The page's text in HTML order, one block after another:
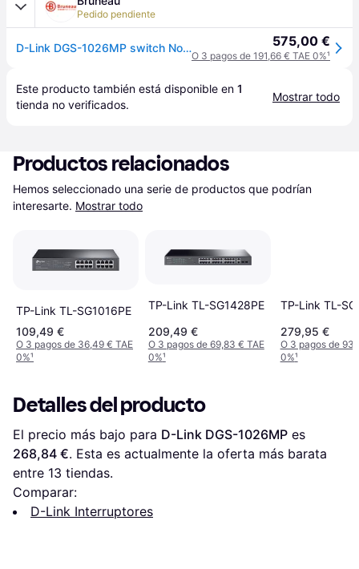
Pedido pendiente
D-Link DGS-1026MP switch No administrado Gigabit Ethernet (10/100/1000) EnergÃa sobre Ethernet (PoE) Negro, Gris 575,00 €
O 3 pagos de 191,66 € TAE 0%¹
Este producto también está disponible en 1
tienda no verificados.
Mostrar todo
Productos relacionados
Hemos seleccionado una serie de productos que podrían
interesarte. Mostrar todo
TP-Link TL-SG1016PE
109,49 €
O 3 pagos de 36,49 € TAE
0%¹
TP-Link TL-SG1428PE
209,49 €
O 3 pagos de 69,83 € TAE
0%¹
TP-Link TL-
279,95 €
O 3 pagos de
0%¹
Detalles del producto
El precio más bajo para D-Link DGS-1026MP
268,84 €. Esta es actualmente la oferta más barata
entre 13 tiendas.
Comparar:
D-Link Interruptores